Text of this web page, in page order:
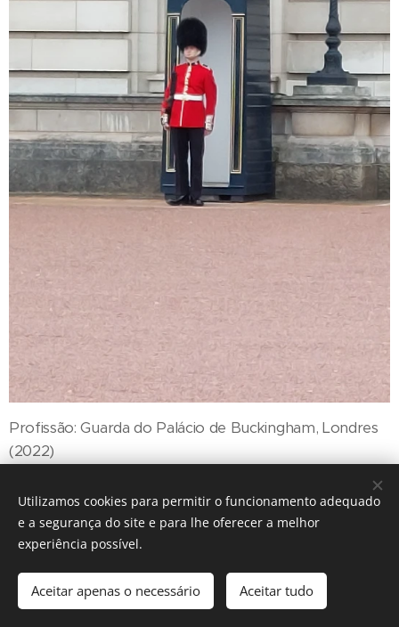
Profissão: Guarda do Palácio de Buckingham, Londres
(2022)
Utilizamos cookies para permitir o funcionamento adequado
e a segurança do site e para lhe oferecer a melhor
experiência possível.
Aceitar apenas o necessário Aceitar tudo